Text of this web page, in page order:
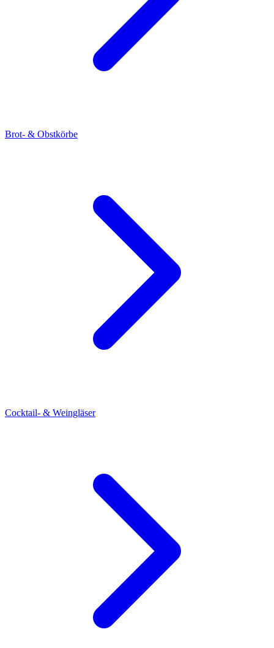
Brot- & Obstkörbe
Cocktail- & Weingläser